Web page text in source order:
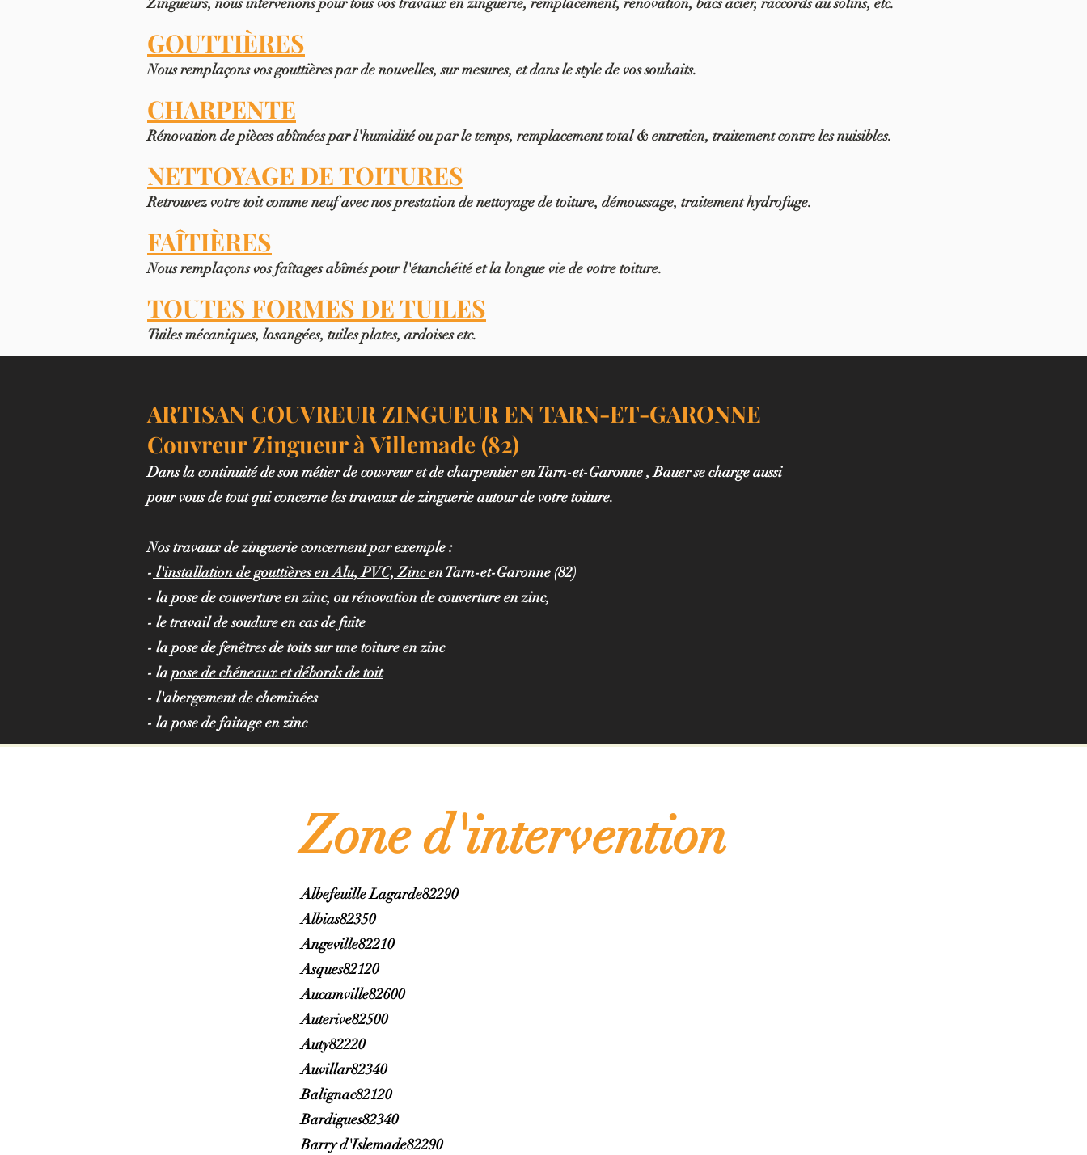
GOUTTIÈRES
Nous remplaçons vos gouttières par de nouvelles, sur mesures, etdans le style de vos souhaits.
CHARPENTE
Rénovation de pièces abîmées par l'humidité ou par le temps, remplacement total & entretien, traitement contre les nuisibles.
NETTOYAGE DE TOITURES
Retrouvez votre toit comme neuf avec nos prestation de nettoyage de toiture, démoussage, traitement hydrofuge.
FAÎTIÈRES
Nous remplaçons vos faîtages abîmés pour l'étanchéité et la longue vie de votre toiture.
TOUTES FORMES DE TUILES
Tuiles mécaniques, losangées, tuiles plates, ardoises etc.
ARTISAN COUVREUR ZINGUEUR EN TARN-ET-GARONNE
Couvreur Zingueur à Villemade (82)
Dans la continuité de son métier de couvreur et de charpentier en Tarn-et-Garonne, Bauer se charge aussi
pour vous de tout qui concerne les travaux de zinguerie autour de votre toiture.
Nos travaux de zinguerie concernent par exemple :
- l'installation de gouttières en Alu, PVC, Zincen Tarn-et-Garonne (82)
- la pose de couverture en zinc, ou rénovation de couverture en zinc,
- le travail de soudure en cas de fuite
- la pose de fenêtres de toits sur une toiture en zinc
- lapose de chéneaux et débords de toit
- l'abergement de cheminées
- la pose de faitage en zinc
Zone d'intervention
Albefeuille Lagarde82290
Albias82350
Angeville82210
Asques82120
Aucamville82600
Auterive82500
Auty82220
Auvillar82340
Balignac82120
Bardigues82340
Barry d'Islemade82290